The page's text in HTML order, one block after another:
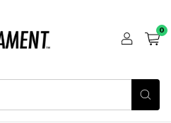
0